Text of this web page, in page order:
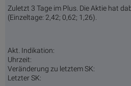
Zuletzt 3 Tage im Plus. Die Aktie hat
(Einzeltage: 2,42; 0,62; 1,26).
Akt. Indikation:
Uhrzeit:
Veränderung zu letztem SK:
Letzter SK: